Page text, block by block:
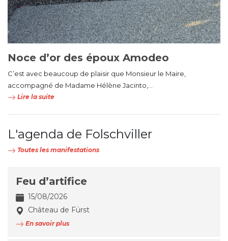
Noce d’or des époux Amodeo
C’est avec beaucoup de plaisir que Monsieur le Maire,
accompagné de Madame Hélène Jacinto,...
Lire la suite
L'agenda de Folschviller
Toutes les manifestations
Feu d’artifice
15/08/2026
Château de Fürst
En savoir plus